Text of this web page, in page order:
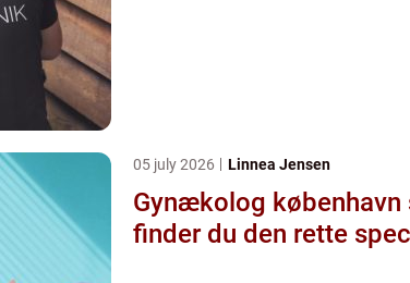
05 july 2026 Linnea Jensen
Gynækolog københavn sådan
finder du den rette